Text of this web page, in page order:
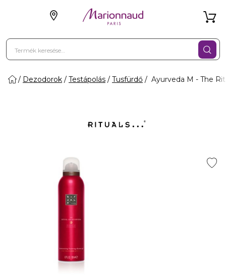
Dezodorok Testápolás Tusfürdő Ayurveda M - The